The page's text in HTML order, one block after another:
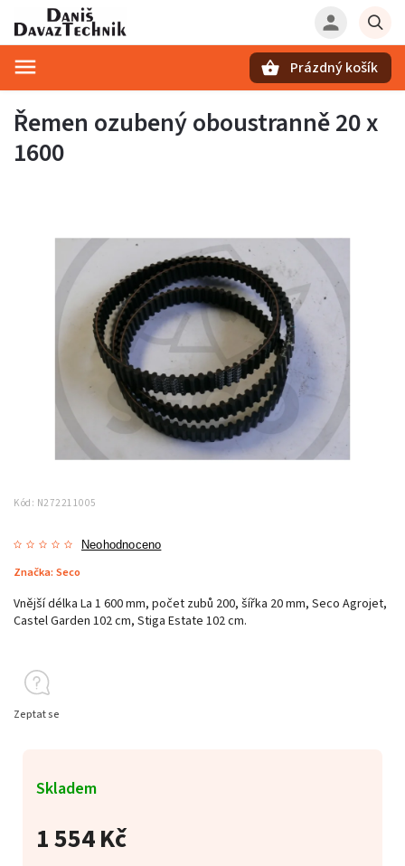
Prázdný košík
Řemen ozubený oboustranně 20 x
1600
Kód: N272211005
Neohodnoceno
Značka: Seco
1 554 Kč
Skladem
Vnější délka La 1 600 mm, počet zubů 200, šířka 20 mm, Seco Agrojet,
Castel Garden 102 cm, Stiga Estate 102 cm.
Zeptat se